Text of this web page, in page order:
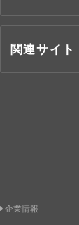
関連サイト
企業情報